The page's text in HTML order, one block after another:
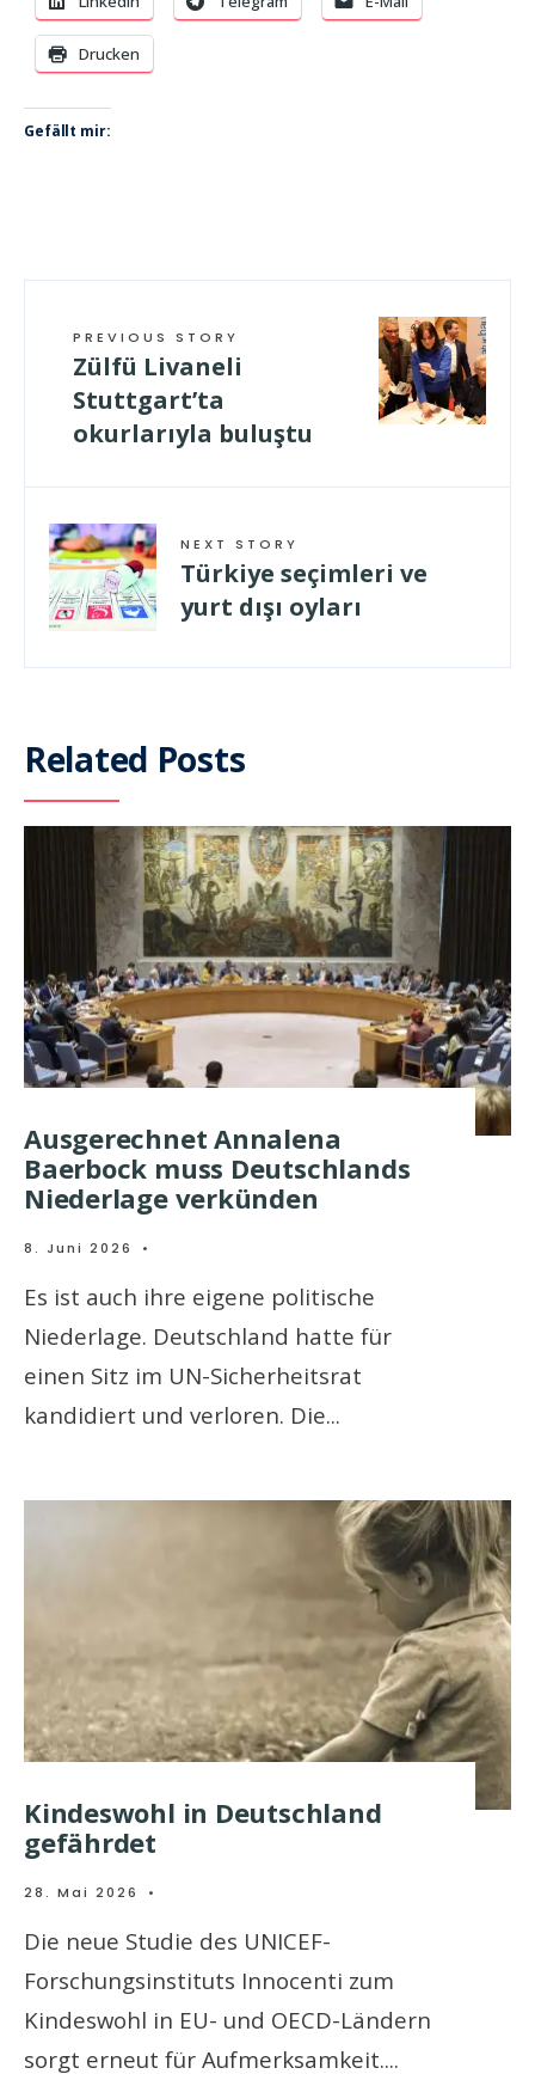
Drucken
Gefällt mir:
PREVIOUS STORY
Zülfü Livaneli
Stuttgart’ta
okurlarıyla buluştu
NEXT STORY
Türkiye seçimleri ve
yurt dışı oyları
Related Posts
Ausgerechnet Annalena
Baerbock muss Deutschlands
Niederlage verkünden
8. Juni 2026 •
Es ist auch ihre eigene politische
Niederlage. Deutschland hatte für
einen Sitz im UN-Sicherheitsrat
kandidiert und verloren. Die...
Kindeswohl in Deutschland
gefährdet
28. Mai 2026 •
Die neue Studie des UNICEF-
Forschungsinstituts Innocenti zum
Kindeswohl in EU- und OECD-Ländern
sorgt erneut für Aufmerksamkeit....